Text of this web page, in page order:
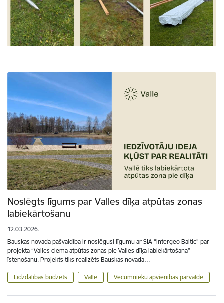
Noslēgts līgums par Valles dīķa atpūtas zonas
labiekārtošanu
12.03.2026.
Bauskas novada pašvaldība ir noslēgusi līgumu ar SIA “Intergeo Baltic” par
projekta “Valles ciema atpūtas zonas pie Valles dīķa labiekārtošana”
īstenošanu. Projekts tiks realizēts Bauskas novada…
Līdzdalības budžets Valle Vecumnieku apvienības pārvalde